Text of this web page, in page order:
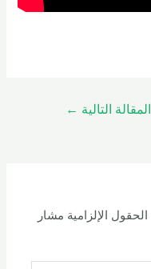
المقالة التالية ←
الحقول الإلزامية مشار